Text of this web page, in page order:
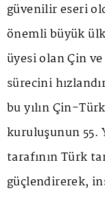
güvenilir eseri
önemli büyük
üyesi olan Çin
sürecini
bu yılın Çin-
kuruluşunun 55.
tarafının Türk
güçlendirerek,